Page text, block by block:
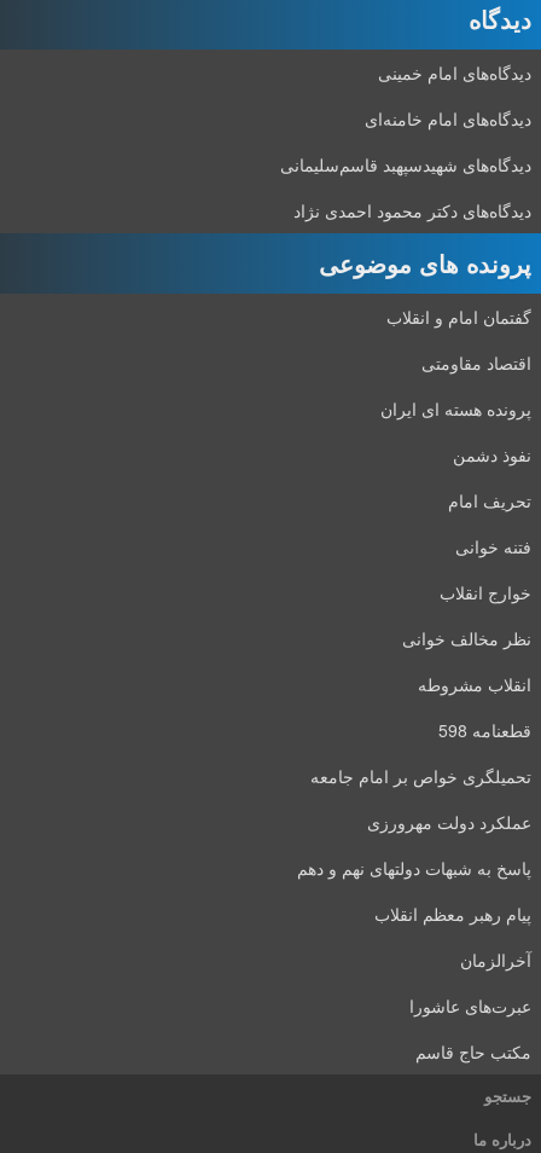
دیدگاه‌
دیدگاه‌های امام خمینی
دیدگاه‌های امام خامنه‌ای
دیدگاه‌های شهید‌سپهبد قاسم‌سلیمانی
دیدگاه‌های دکتر محمود احمدی نژاد
پرونده های موضوعی
گفتمان امام و انقلاب
اقتصاد مقاومتی
پرونده هسته ای ایران
نفوذ دشمن
تحریف امام
فتنه خوانی
خوارج انقلاب
نظر مخالف خوانی
انقلاب مشروطه
قطعنامه 598
تحمیلگری خواص بر امام جامعه
عملکرد دولت مهرورزی
پاسخ به شبهات دولتهای نهم و دهم
پیام رهبر معظم انقلاب
آخرالزمان
عبرت‌های عاشورا
مکتب حاج قاسم
جستجو
درباره ما